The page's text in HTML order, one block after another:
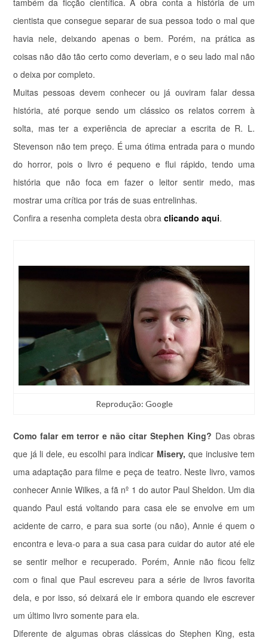
cientista que consegue separar de sua pessoa todo o mal que
havia nele, deixando apenas o bem. Porém, na prática as
coisas não dão tão certo como deveriam, e o seu lado mal não
o deixa por completo.
Muitas pessoas devem conhecer ou já ouviram falar dessa
história, até porque sendo um clássico os relatos correm à
solta, mas ter a experiência de apreciar a escrita de R. L.
Stevenson não tem preço. É uma ótima entrada para o mundo
do horror, pois o livro é pequeno e flui rápido, tendo uma
história que não foca em fazer o leitor sentir medo, mas
mostrar uma crítica por trás de suas entrelinhas.
Confira a resenha completa desta obra clicando aqui.
Reprodução: Google
Como falar em terror e não citar Stephen King? Das obras
que já li dele, eu escolhi para indicar Misery, que inclusive tem
uma adaptação para filme e peça de teatro. Neste livro, vamos
conhecer Annie Wilkes, a fã nº 1 do autor Paul Sheldon. Um dia
quando Paul está voltando para casa ele se envolve em um
acidente de carro, e para sua sorte (ou não), Annie é quem o
encontra e leva-o para a sua casa para cuidar do autor até ele
se sentir melhor e recuperado. Porém, Annie não ficou feliz
com o final que Paul escreveu para a série de livros favorita
dela, e por isso, só deixará ele ir embora quando ele escrever
um último livro somente para ela.
Diferente de algumas obras clássicas do Stephen King, esta